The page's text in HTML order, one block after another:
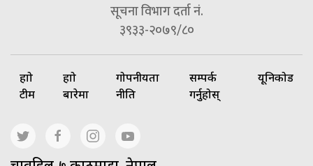
सूचना विभाग दर्ता नं.
३९३३-२०७९/८०
हाम्रो
टीम
हाम्रो
बारेमा
गोपनीयता
नीति
सम्पर्क
गर्नुहोस्
यूनिकोड